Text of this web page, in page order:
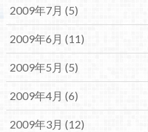
2009年7月 (5)
2009年6月 (11)
2009年5月 (5)
2009年4月 (6)
2009年3月 (12)